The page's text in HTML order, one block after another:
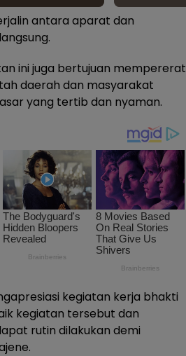
antara aparat dan
ini juga bertujuan mempererat
daerah dan masyarakat
yang tertib dan nyaman.
kegiatan kerja bhakti
kegiatan tersebut dan
rutin dilakukan demi